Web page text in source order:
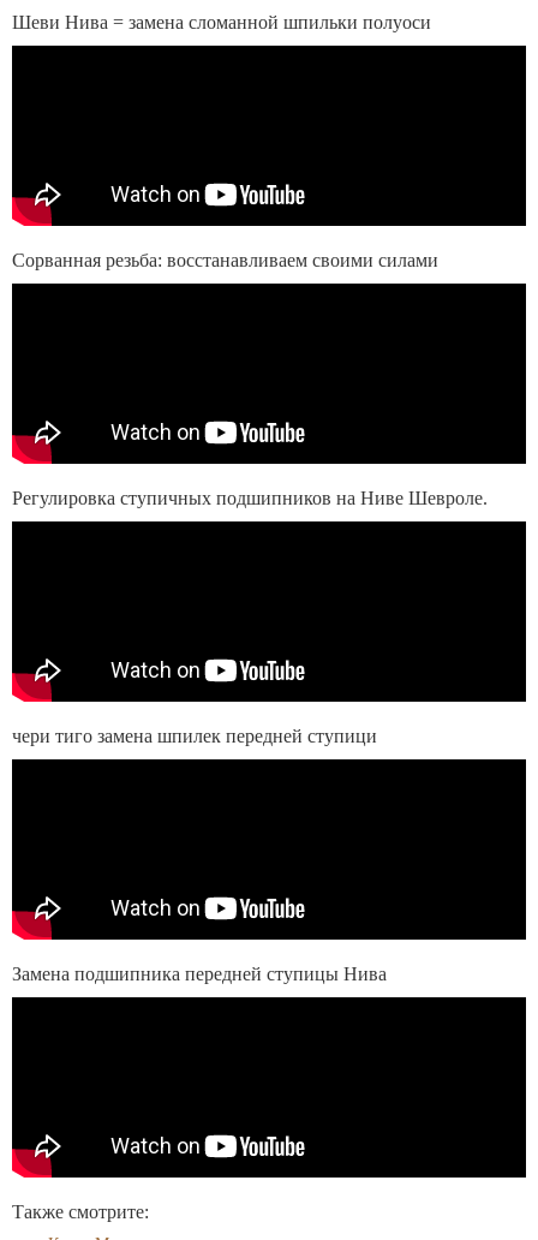
Шеви Нива = замена сломанной шпильки полуоси
Сорванная резьба: восстанавливаем своими силами
Регулировка ступичных подшипников на Ниве Шевроле.
чери тиго замена шпилек передней ступици
Замена подшипника передней ступицы Нива
Также смотрите: